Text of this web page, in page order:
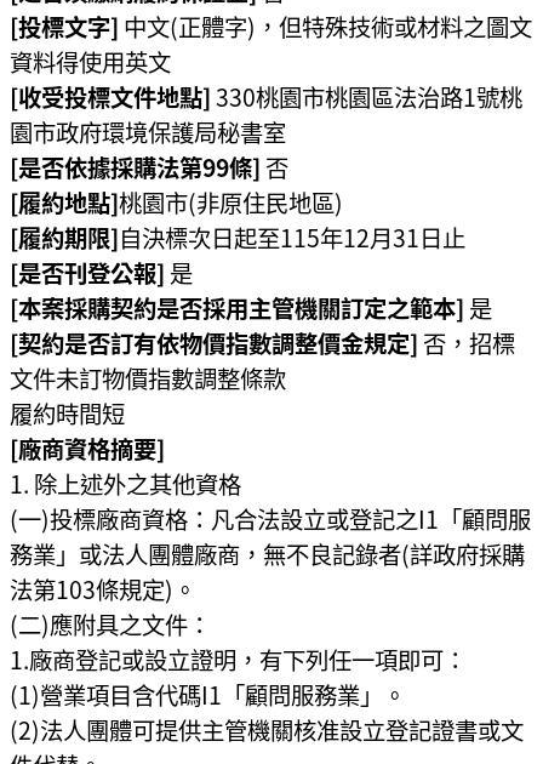
開
放
宣
告
聯
絡
我
們
[投標文字] 中文(正體字)，但特殊技術或材料之圖文
資料得使用英文
[收受投標文件地點]330桃園市桃園區法治路1號桃
園市政府環境保護局秘書室
[是否依據採購法第99條] 否
[履約地點]桃園市(非原住民地區)
[履約期限]自決標次日起至115年12月31日止
[是否刊登公報] 是
[本案採購契約是否採用主管機關訂定之範本] 是
[契約是否訂有依物價指數調整價金規定] 否，招標
文件未訂物價指數調整條款
履約時間短
[廠商資格摘要]
除上述外之其他資格
(一)投標廠商資格：凡合法設立或登記之I1「顧問服
務業」或法人團體廠商，無不良記錄者(詳政府採購
法第103條規定)。
(二)應附具之文件：
1.廠商登記或設立證明，有下列任一項即可：
(1)營業項目含代碼I1「顧問服務業」。
(2)法人團體可提供主管機關核准設立登記證書或文